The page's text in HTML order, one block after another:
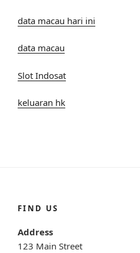
data macau hari ini
data macau
Slot Indosat
keluaran hk
FIND US
Address
123 Main Street